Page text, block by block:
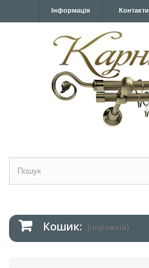
Контакти
Інформація
Кошик: (порожній)